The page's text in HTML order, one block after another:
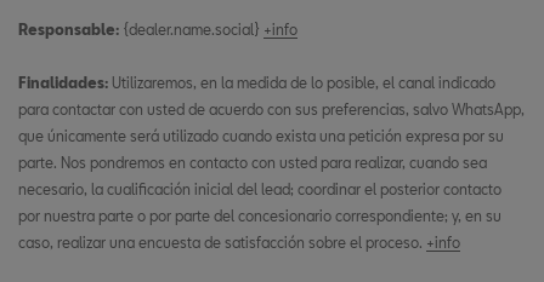
Responsable: {dealer.name.social} +info
Finalidades: Utilizaremos, en la medida de lo posible, el canal indicado
para contactar con usted de acuerdo con sus preferencias, salvo WhatsApp,
que únicamente será utilizado cuando exista una petición expresa por su
parte. Nos pondremos en contacto con usted para realizar, cuando sea
necesario, la cualificación inicial del lead; coordinar el posterior contacto
por nuestra parte o por parte del concesionario correspondiente; y, en su
caso, realizar una encuesta de satisfacción sobre el proceso. +info